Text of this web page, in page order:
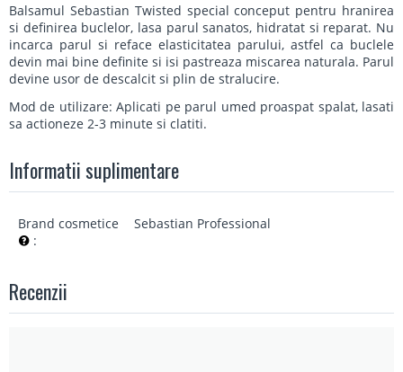
Balsamul Sebastian Twisted special conceput pentru hranirea
si definirea buclelor, lasa parul sanatos, hidratat si reparat. Nu
incarca parul si reface elasticitatea parului, astfel ca buclele
devin mai bine definite si isi pastreaza miscarea naturala. Parul
devine usor de descalcit si plin de stralucire.
Mod de utilizare: Aplicati pe parul umed proaspat spalat, lasati
sa actioneze 2-3 minute si clatiti.
Informatii suplimentare
Brand cosmetice
:
Sebastian Professional
Recenzii